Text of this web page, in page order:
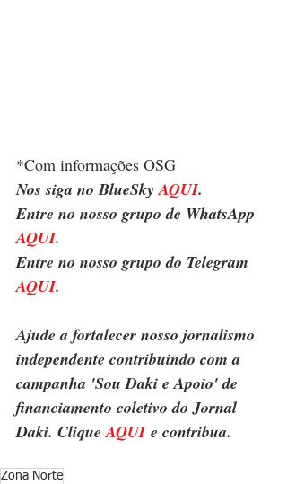
*Com informações OSG
Nos siga no BlueSky AQUI.
Entre no nosso grupo de WhatsApp
AQUI.
Entre no nosso grupo do Telegram
AQUI.
Ajude a fortalecer nosso jornalismo
independente contribuindo com a
campanha 'Sou Daki e Apoio' de
financiamento coletivo do Jornal
Daki. Clique AQUI e contribua.
Zona Norte